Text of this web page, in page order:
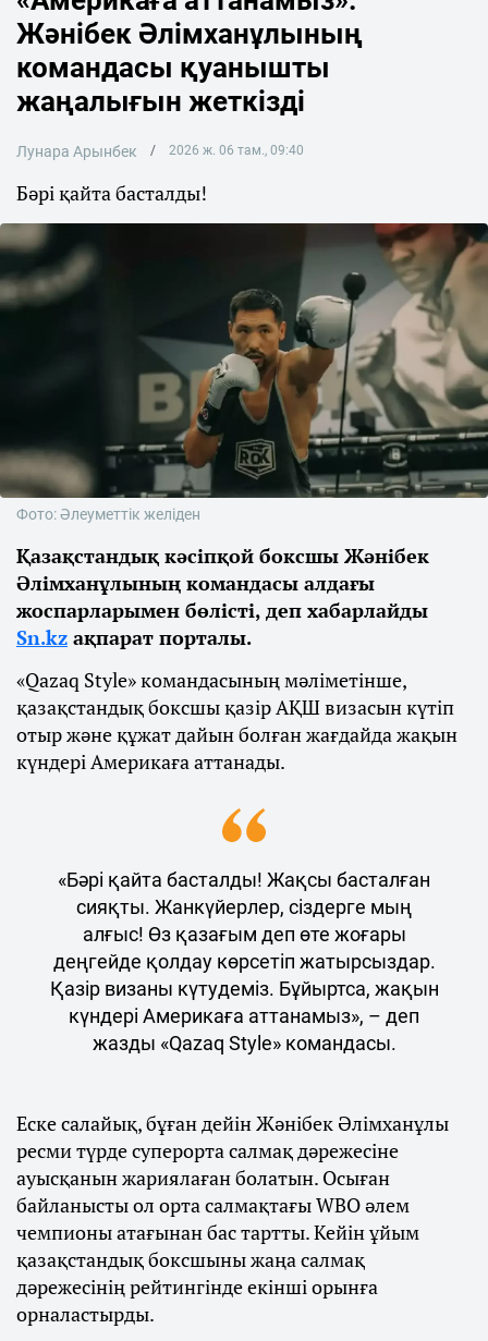
Жәнібек Әлімханұлының
командасы қуанышты
жаңалығын жеткізді
Лунара Арынбек 2026 ж. 06 там., 09:40
Бәрі қайта басталды!
Фото: Әлеуметтік желіден
Қазақстандық кәсіпқой боксшы Жәнібек
Әлімханұлының командасы алдағы
жоспарларымен бөлісті, деп хабарлайды
Sn.kz ақпарат порталы.
«Qazaq Style» командасының мәліметінше,
қазақстандық боксшы қазір АҚШ визасын күтіп
отыр және құжат дайын болған жағдайда жақын
күндері Америкаға аттанады.
«Бәрі қайта басталды! Жақсы басталған
сияқты. Жанкүйерлер, сіздерге мың
алғыс! Өз қазағым деп өте жоғары
деңгейде қолдау көрсетіп жатырсыздар.
Қазір визаны күтудеміз. Бұйыртса, жақын
күндері Америкаға аттанамыз», – деп
жазды «Qazaq Style» командасы.
Еске салайық, бұған дейін Жәнібек Әлімханұлы
ресми түрде суперорта салмақ дәрежесіне
ауысқанын жариялаған болатын. Осыған
байланысты ол орта салмақтағы WBO әлем
чемпионы атағынан бас тартты. Кейін ұйым
қазақстандық боксшыны жаңа салмақ
дәрежесінің рейтингінде екінші орынға
орналастырды.